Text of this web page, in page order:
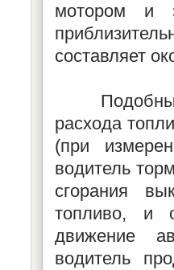
мотором и
составляет
Подобные
расхода
(при
водитель
сгорания
топливо, и
движение
водитель